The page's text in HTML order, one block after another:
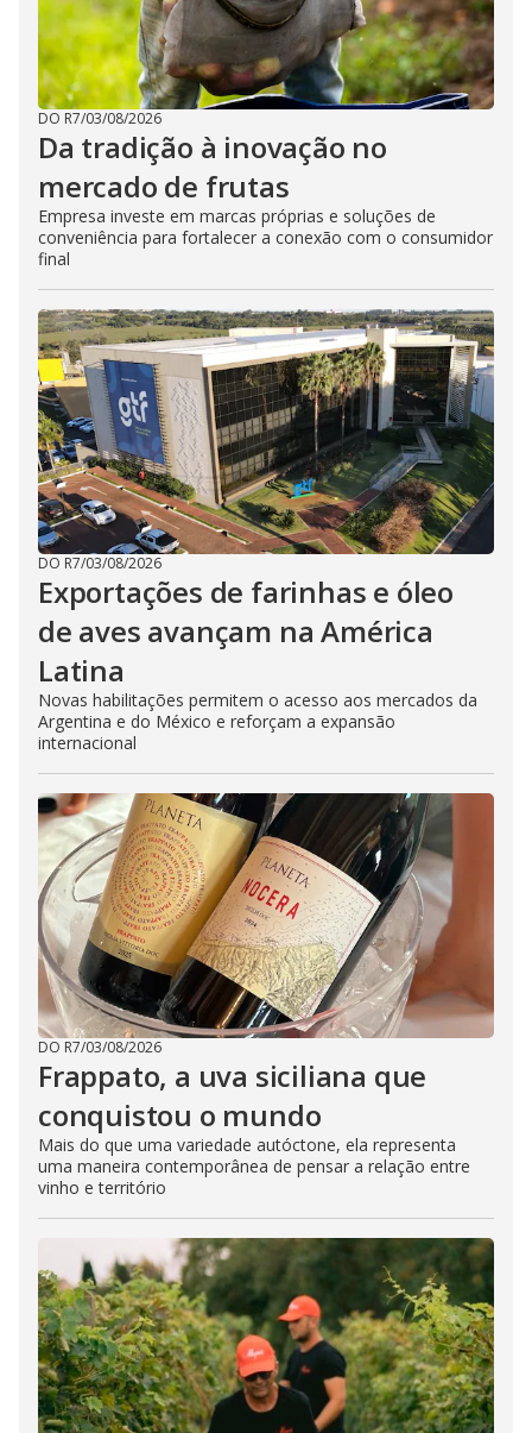
DO R7/03/08/2026
Da tradição à inovação no
mercado de frutas
Empresa investe em marcas próprias e soluções de
conveniência para fortalecer a conexão com o consumidor
final
DO R7/03/08/2026
Exportações de farinhas e óleo
de aves avançam na América
Latina
Novas habilitações permitem o acesso aos mercados da
Argentina e do México e reforçam a expansão
internacional
DO R7/03/08/2026
Frappato, a uva siciliana que
conquistou o mundo
Mais do que uma variedade autóctone, ela representa
uma maneira contemporânea de pensar a relação entre
vinho e território